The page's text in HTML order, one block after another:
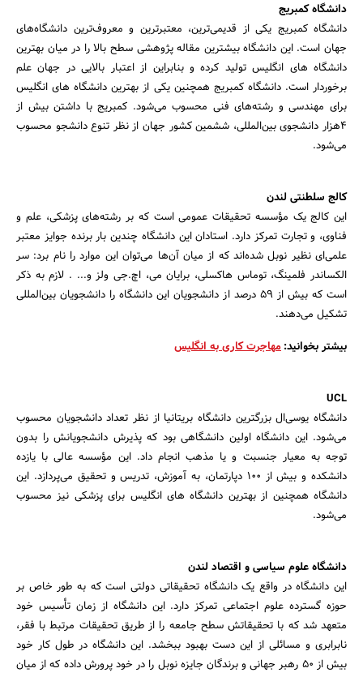
دانشگاه کمبریج
دانشگاه کمبریج یکی از قدیمی‌ترین، معتبرترین و معروف‌ترین دانشگاه‌های
جهان است. این دانشگاه بیشترین مقاله پژوهشی سطح بالا را در میان بهترین
دانشگاه های انگلیس تولید کرده و بنابراین از اعتبار بالایی در جهان علم
برخوردار است. دانشگاه کمبریج همچنین یکی از بهترین دانشگاه های انگلیس
برای مهندسی و رشته‌های فنی محسوب می‌شود. کمبریج با داشتن بیش از
4هزار دانشجوی بین‌المللی، ششمین کشور جهان از نظر تنوع دانشجو محسوب
می‌شود.
کالج سلطنتی لندن
این کالج یک مؤسسه تحقیقات عمومی است که بر رشته‌های پزشکی، علم و
فناوی، و تجارت تمرکز دارد. استادان این دانشگاه چندین بار برنده جوایز معتبر
علمی‌ای نظیر نوبل شده‌اند که از میان آن‌ها می‌توان این موارد را نام برد: سر
الکساندر فلمینگ، توماس هاکسلی، برایان می، اچ.جی ولز و... . لازم به ذکر
است که بیش از 59 درصد از دانشجویان این دانشگاه را دانشجویان بین‌المللی
تشکیل می‌دهند.
بیشتر بخوانید:مهاجرت کاری به انگلیس
UCL
دانشگاه یو‌سی‌ال بزرگترین دانشگاه بریتانیا از نظر تعداد دانشجویان محسوب
می‌شود. این دانشگاه اولین دانشگاهی بود که پذیرش دانشجویانش را بدون
توجه به معیار جنسبت و یا مذهب انجام داد. این مؤسسه عالی با یازده
دانشکده و بیش از 100 دپارتمان، به آموزش، تدریس و تحقیق می‌پردازد. این
دانشگاه همچنین از بهترین دانشگاه های انگلیس برای پزشکی نیز محسوب
می‌شود.
دانشگاه علوم سیاسی و اقتصاد لندن
این دانشگاه در واقع یک دانشگاه تحقیقاتی دولتی است که به طور خاص بر
حوزه گسترده علوم اجتماعی تمرکز دارد. این دانشگاه از زمان تأسیس خود
متعهد شد که با تحقیقاتش سطح جامعه را از طریق تحقیقات مرتبط با فقر،
نابرابری و مسائلی از این دست بهبود ببخشد. این دانشگاه در طول کار خود
بیش از 50 رهبر جهانی و برندگان جایزه نوبل را در خود پرورش داده که از میان